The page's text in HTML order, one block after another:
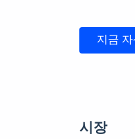
지금
시장